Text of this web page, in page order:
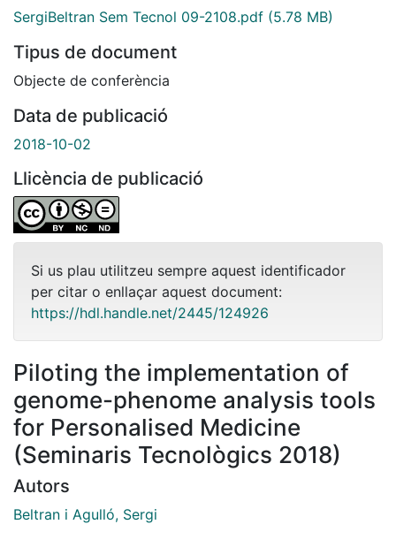
SergiBeltran Sem Tecnol 09-2108.pdf (5.78 MB)
Tipus de document
Objecte de conferència
Data de publicació
2018-10-02
Llicència de publicació
Si us plau utilitzeu sempre aquest identificador
per citar o enllaçar aquest document:
https://hdl.handle.net/2445/124926
Piloting the implementation of
genome-phenome analysis tools
for Personalised Medicine
(Seminaris Tecnològics 2018)
Autors
Beltran i Agulló, Sergi